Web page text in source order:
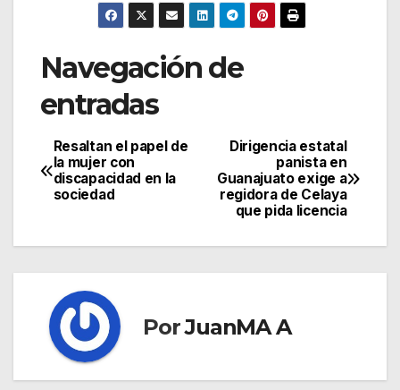
Navegación de
entradas
Dirigencia estatal
panista en
Guanajuato exige a
regidora de Celaya
que pida licencia
Resaltan el papel de
la mujer con
discapacidad en la
sociedad
PorJuanMA A